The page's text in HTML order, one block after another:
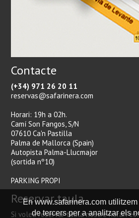
Contacte
(+34) 971 26 20 11
reservas@safarinera.com
Horari: 19h a 02h.
Camí Son Fangos, S/N
07610 Ca'n Pastilla
Palma de Mallorca (Spain)
Autopista Palma-Llucmajor
(sortida nº10)
PARKING PROPI
Reservar taula
Si voleu reservar taula nostre horari
En www.safarinera.com
de tercers per a analitzar els